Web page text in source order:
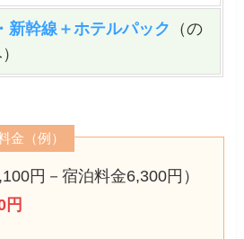
新幹線＋ホテルパック （の
金（例）
円－宿泊料金6,300円）
円